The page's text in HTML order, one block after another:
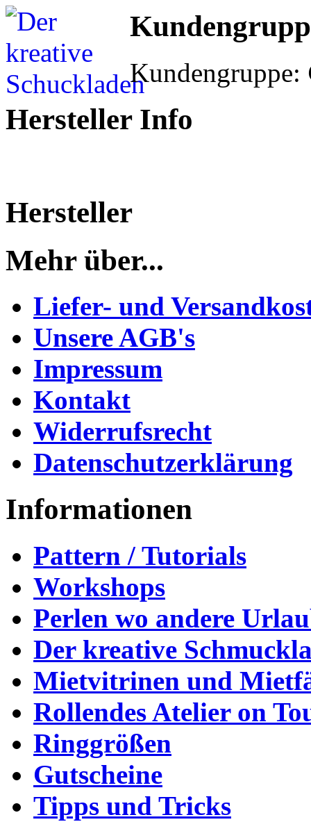
Kundengruppe:
Hersteller Info
Hersteller
Mehr über...
Liefer- und
Unsere AGB's
Impressum
Kontakt
Widerrufsrecht
Datenschutzerklärung
Informationen
Pattern / Tutorials
Workshops
Perlen wo andere
Der kreative
Mietvitrinen und
Rollendes Atelier on
Ringgrößen
Gutscheine
Tipps und Tricks